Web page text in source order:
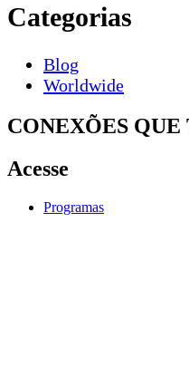
Categorias
Blog
Worldwide
CONEXÕES
Acesse
Programas